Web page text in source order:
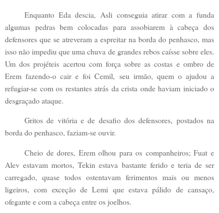
Enquanto Eda descia, Asli conseguia atirar com a funda
algumas pedras bem colocadas para assobiarem à cabeça dos
defensores que se atreveram a espreitar na borda do penhasco, mas
isso não impediu que uma chuva de grandes rebos caísse sobre eles.
Um dos projéteis acertou com força sobre as costas e ombro de
Erem fazendo-o cair e foi Cemil, seu irmão, quem o ajudou a
refugiar-se com os restantes atrás da crista onde haviam iniciado o
desgraçado ataque.
Gritos de vitória e de desafio dos defensores, postados na
borda do penhasco, faziam-se ouvir.
Cheio de dores, Erem olhou para os companheiros; Fuat e
Alev estavam mortos, Tekin estava bastante ferido e teria de ser
carregado, quase todos ostentavam ferimentos mais ou menos
ligeiros, com exceção de Lemi que estava pálido de cansaço,
ofegante e com a cabeça entre os joelhos.